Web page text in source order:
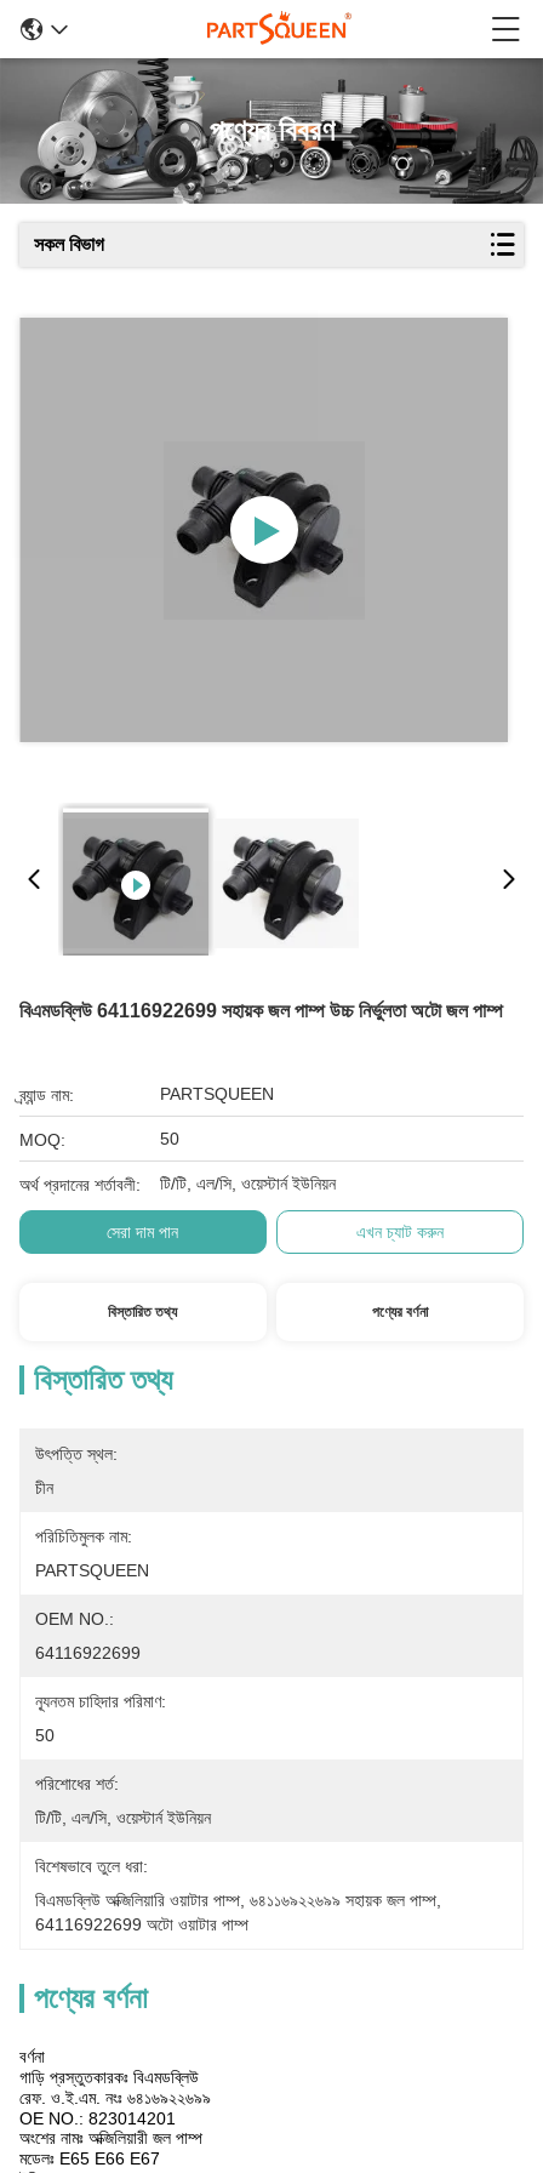
পণ্যের বিবরণ
সকল বিভাগ
বিএমডব্লিউ 64116922699 সহায়ক জল পাম্প উচ্চ নির্ভুলতা অটো জল পাম্প
ব্র্যান্ড নাম: PARTSQUEEN
MOQ: 50
অর্থ প্রদানের শর্তাবলী: টি/টি, এল/সি, ওয়েস্টার্ন ইউনিয়ন
সেরা দাম পান এখন চ্যাট করুন
বিস্তারিত তথ্য পণ্যের বর্ণনা
বিস্তারিত তথ্য
উৎপত্তি স্থল:
চীন
পরিচিতিমুলক নাম:
PARTSQUEEN
OEM NO.:
64116922699
ন্যূনতম চাহিদার পরিমাণ:
50
পরিশোধের শর্ত:
টি/টি, এল/সি, ওয়েস্টার্ন ইউনিয়ন
বিশেষভাবে তুলে ধরা:
বিএমডব্লিউ অক্জিলিয়ারি ওয়াটার পাম্প ৬৪১১৬৯২২৬৯৯ সহায়ক জল পাম্প
64116922699 অটো ওয়াটার পাম্প
পণ্যের বর্ণনা
বর্ণনা
গাড়ি প্রস্তুতকারকঃ বিএমডব্লিউ
রেফ. ও.ই.এম. নংঃ ৬৪১৬৯২২৬৯৯
OE NO.: 823014201
অংশের নামঃ অক্জিলিয়ারী জল পাম্প
মডেলঃ E65 E66 E67